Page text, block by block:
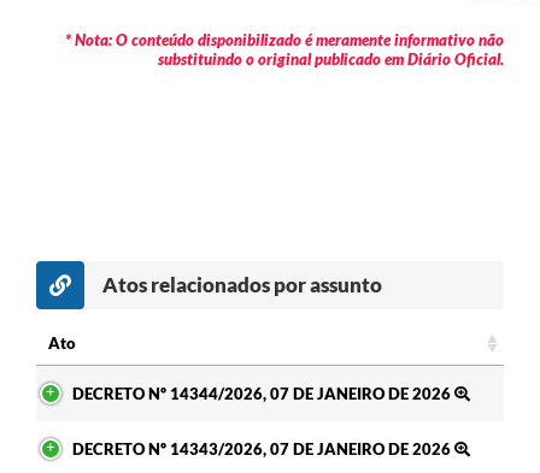
* Nota: O conteúdo disponibilizado é meramente informativo não
substituindo o original publicado em Diário Oficial.
Atos relacionados por assunto
Ato
DECRETO Nº 14344/2026, 07 DE JANEIRO DE 2026
DECRETO Nº 14343/2026, 07 DE JANEIRO DE 2026